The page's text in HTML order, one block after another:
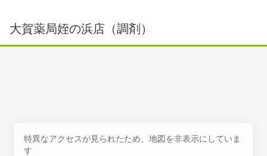
大賀薬局姪の浜店（調剤）
特異なアクセスが見られたため、地図を非表示にしていま
す